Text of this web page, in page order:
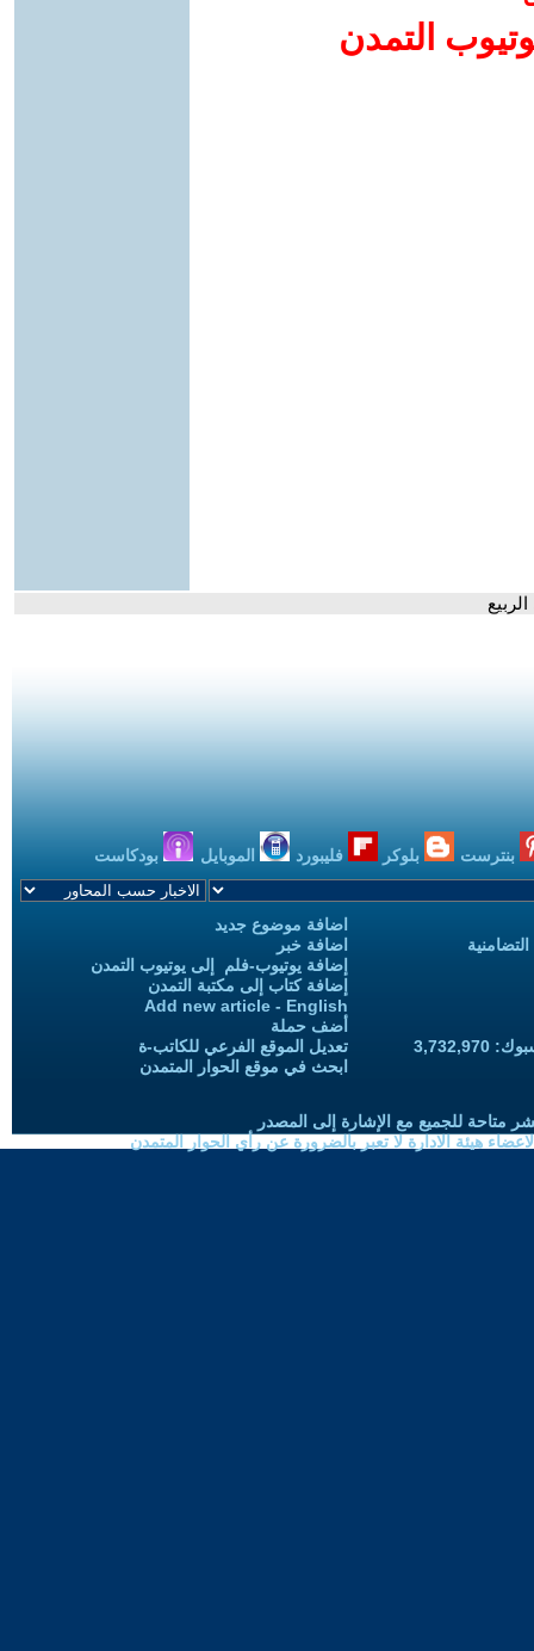
التمدن
بنترست بلوكر فليبورد الموبايل بودكاست
اضافة موضوع جديد
اضافة خبر
إضافة يوتيوب-فلم إلى يوتيوب التمدن
إضافة كتاب إلى مكتبة التمدن
Add new article - English
أضف حملة
تعديل الموقع الفرعي للكاتب-ة
ابحث في موقع الحوار المتمدن
متاحة للجميع مع الإشارة إلى المصدر
هيئة الادارة لا تعبر بالضرورة عن رأي الحوار المتمدن